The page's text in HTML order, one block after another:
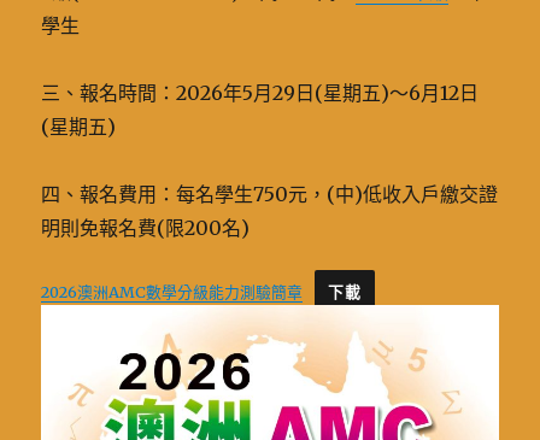
學生
三、報名時間：2026年5月29日(星期五)～6月12日
(星期五)
四、報名費用：每名學生750元，(中)低收入戶繳交證
明則免報名費(限200名)
2026澳洲AMC數學分級能力測驗簡章 下載